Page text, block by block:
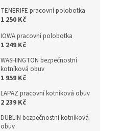
TENERIFE pracovní polobotka
1 250 Kč
IOWA pracovní polobotka
1 249 Kč
WASHINGTON bezpečnostní
kotníková obuv
1 959 Kč
LAPAZ pracovní kotníková obuv
2 239 Kč
DUBLIN bezpečnostní kotníková
obuv